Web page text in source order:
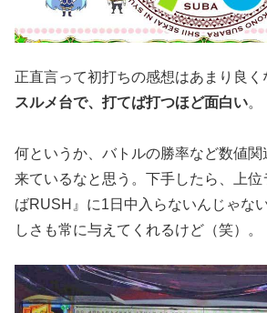
正直言って初打ちの感想はあまり良く
スルメ台で、打てば打つほど面白い。
何というか、バトルの勝率など数値関
来ているなと思う。下手したら、上
ばRUSH』に1日中入らないんじゃな
しさも常に与えてくれるけど（笑）。